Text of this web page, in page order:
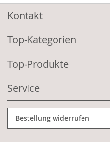
Kontakt
Top-Kategorien
Top-Produkte
Service
Bestellung widerrufen